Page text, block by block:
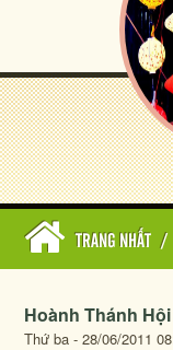
TRANG NHẤT /
Hoành Thánh
Thứ ba - 28/06/2011